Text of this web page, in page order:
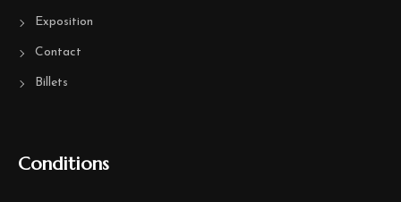
Exposition
Contact
Billets
Conditions